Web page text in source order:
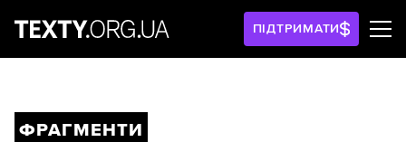
ПІДТРИМАТИ
ФРАГМЕНТИ